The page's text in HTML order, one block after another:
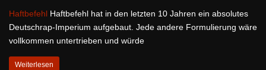
Haftbefehl Haftbefehl hat in den letzten 10 Jahren ein absolutes
Deutschrap-Imperium aufgebaut. Jede andere Formulierung wäre
vollkommen untertrieben und würde
Weiterlesen